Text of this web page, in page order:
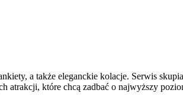
a także eleganckie kolacje. Serwis
atrakcji, które chcą zadbać o najwyższy